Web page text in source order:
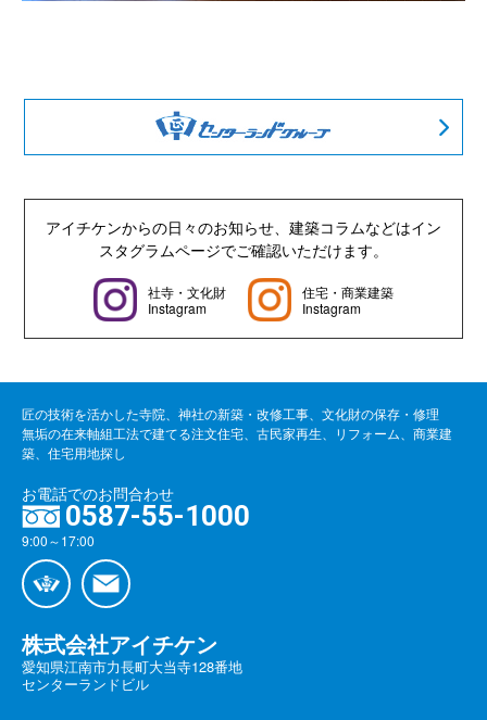
アイチケンからの日々のお知らせ、建築コラムなどはイン
スタグラムページでご確認いただけます。
社寺・文化財
Instagram
住宅・商業建築
Instagram
匠の技術を活かした寺院、神社の新築・改修工事、文化財の保存・修理
無垢の在来軸組工法で建てる注文住宅、古民家再生、リフォーム、商業建
築、住宅用地探し
株式会社アイチケン
愛知県江南市力長町大当寺128番地
センターランドビル
お電話でのお問合わせ
0587-55-1000
9:00～17:00